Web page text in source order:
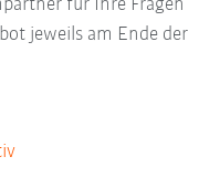
für Ihre Fragen
jeweils am Ende der